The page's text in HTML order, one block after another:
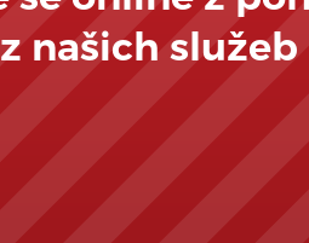
našich služeb